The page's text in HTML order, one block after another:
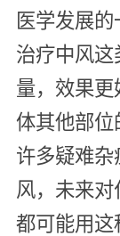
医学发展
治疗中风
量，效果
体其他部位
许多疑难
风，未来对
都可能用这